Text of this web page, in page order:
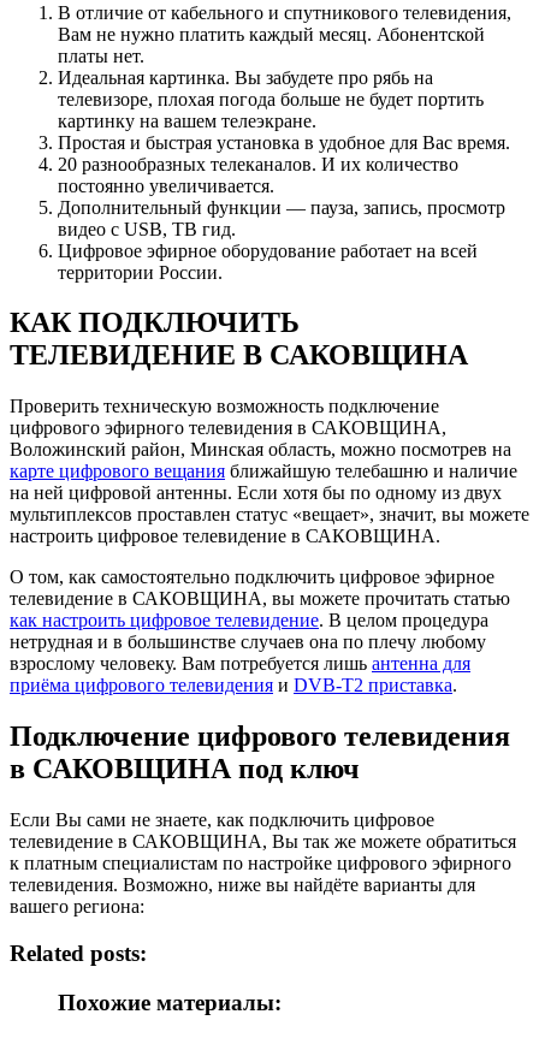
В отличие от кабельного и спутникового телевидения,
Вам не нужно платить каждый месяц. Абонентской
платы нет.
Идеальная картинка. Вы забудете про рябь на
телевизоре, плохая погода больше не будет портить
картинку на вашем телеэкране.
Простая и быстрая установка в удобное для Вас время.
20 разнообразных телеканалов. И их количество
постоянно увеличивается.
Дополнительный функции — пауза, запись, просмотр
видео с USB, ТВ гид.
Цифровое эфирное оборудование работает на всей
территории России.
КАК ПОДКЛЮЧИТЬ
ТЕЛЕВИДЕНИЕ В САКОВЩИНА
Проверить техническую возможность подключение
цифрового эфирного телевидения в САКОВЩИНА,
Воложинский район, Минская область, можно посмотрев на
карте цифрового вещания ближайшую телебашню и наличие
на ней цифровой антенны. Если хотя бы по одному из двух
мультиплексов проставлен статус «вещает», значит, вы можете
настроить цифровое телевидение в САКОВЩИНА.
О том, как самостоятельно подключить цифровое эфирное
телевидение в САКОВЩИНА, вы можете прочитать статью
как настроить цифровое телевидение. В целом процедура
нетрудная и в большинстве случаев она по плечу любому
взрослому человеку. Вам потребуется лишь антенна для
приёма цифрового телевидения и DVB-T2 приставка.
Подключение цифрового телевидения
в САКОВЩИНА под ключ
Если Вы сами не знаете, как подключить цифровое
телевидение в САКОВЩИНА, Вы так же можете обратиться
к платным специалистам по настройке цифрового эфирного
телевидения. Возможно, ниже вы найдёте варианты для
вашего региона:
Related posts:
Похожие материалы: